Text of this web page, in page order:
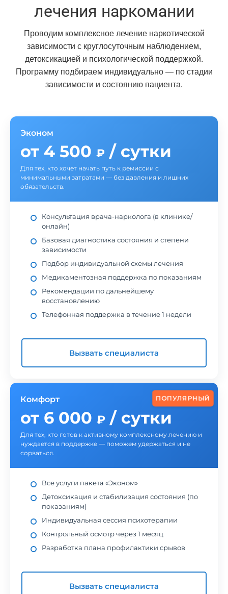
лечения наркомании
Проводим комплексное лечение наркотической
зависимости с круглосуточным наблюдением,
детоксикацией и психологической поддержкой.
Программу подбираем индивидуально — по стадии
зависимости и состоянию пациента.
Эконом
от 4 500 ₽ / сутки
Для тех, кто хочет начать путь к ремиссии с
минимальными затратами — без давления и лишних
обязательств.
Консультация врача-нарколога (в клинике/
онлайн)
Базовая диагностика состояния и степени
зависимости
Подбор индивидуальной схемы лечения
Медикаментозная поддержка по показаниям
Рекомендации по дальнейшему
восстановлению
Телефонная поддержка в течение 1 недели
Вызвать специалиста
ПОПУЛЯРНЫЙ
Комфорт
от 6 000 ₽ / сутки
Для тех, кто готов к активному комплексному лечению и
нуждается в поддержке — поможем удержаться и не
сорваться.
Все услуги пакета «Эконом»
Детоксикация и стабилизация состояния (по
показаниям)
Индивидуальная сессия психотерапии
Контрольный осмотр через 1 месяц
Разработка плана профилактики срывов
Вызвать специалиста